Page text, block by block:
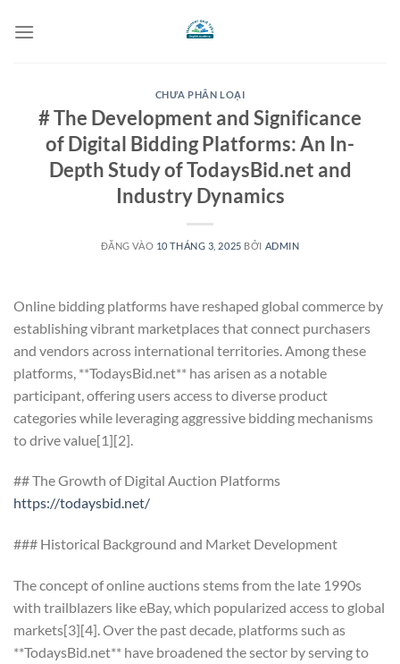
qua
CHƯA PHÂN LOẠI
# The Development and Significance
of Digital Bidding Platforms: An In-
Depth Study of TodaysBid.net and
Industry Dynamics
ĐĂNG VÀO 10 THÁNG 3, 2025 BỞI ADMIN
Online bidding platforms have reshaped global commerce by
establishing vibrant marketplaces that connect purchasers
and vendors across international territories. Among these
platforms, **TodaysBid.net** has arisen as a notable
participant, offering users access to diverse product
categories while leveraging aggressive bidding mechanisms
to drive value[1][2].
## The Growth of Digital Auction Platforms
https://todaysbid.net/
### Historical Background and Market Development
The concept of online auctions stems from the late 1990s
with trailblazers like eBay, which popularized access to global
markets[3][4]. Over the past decade, platforms such as
**TodaysBid.net** have broadened the sector by serving to